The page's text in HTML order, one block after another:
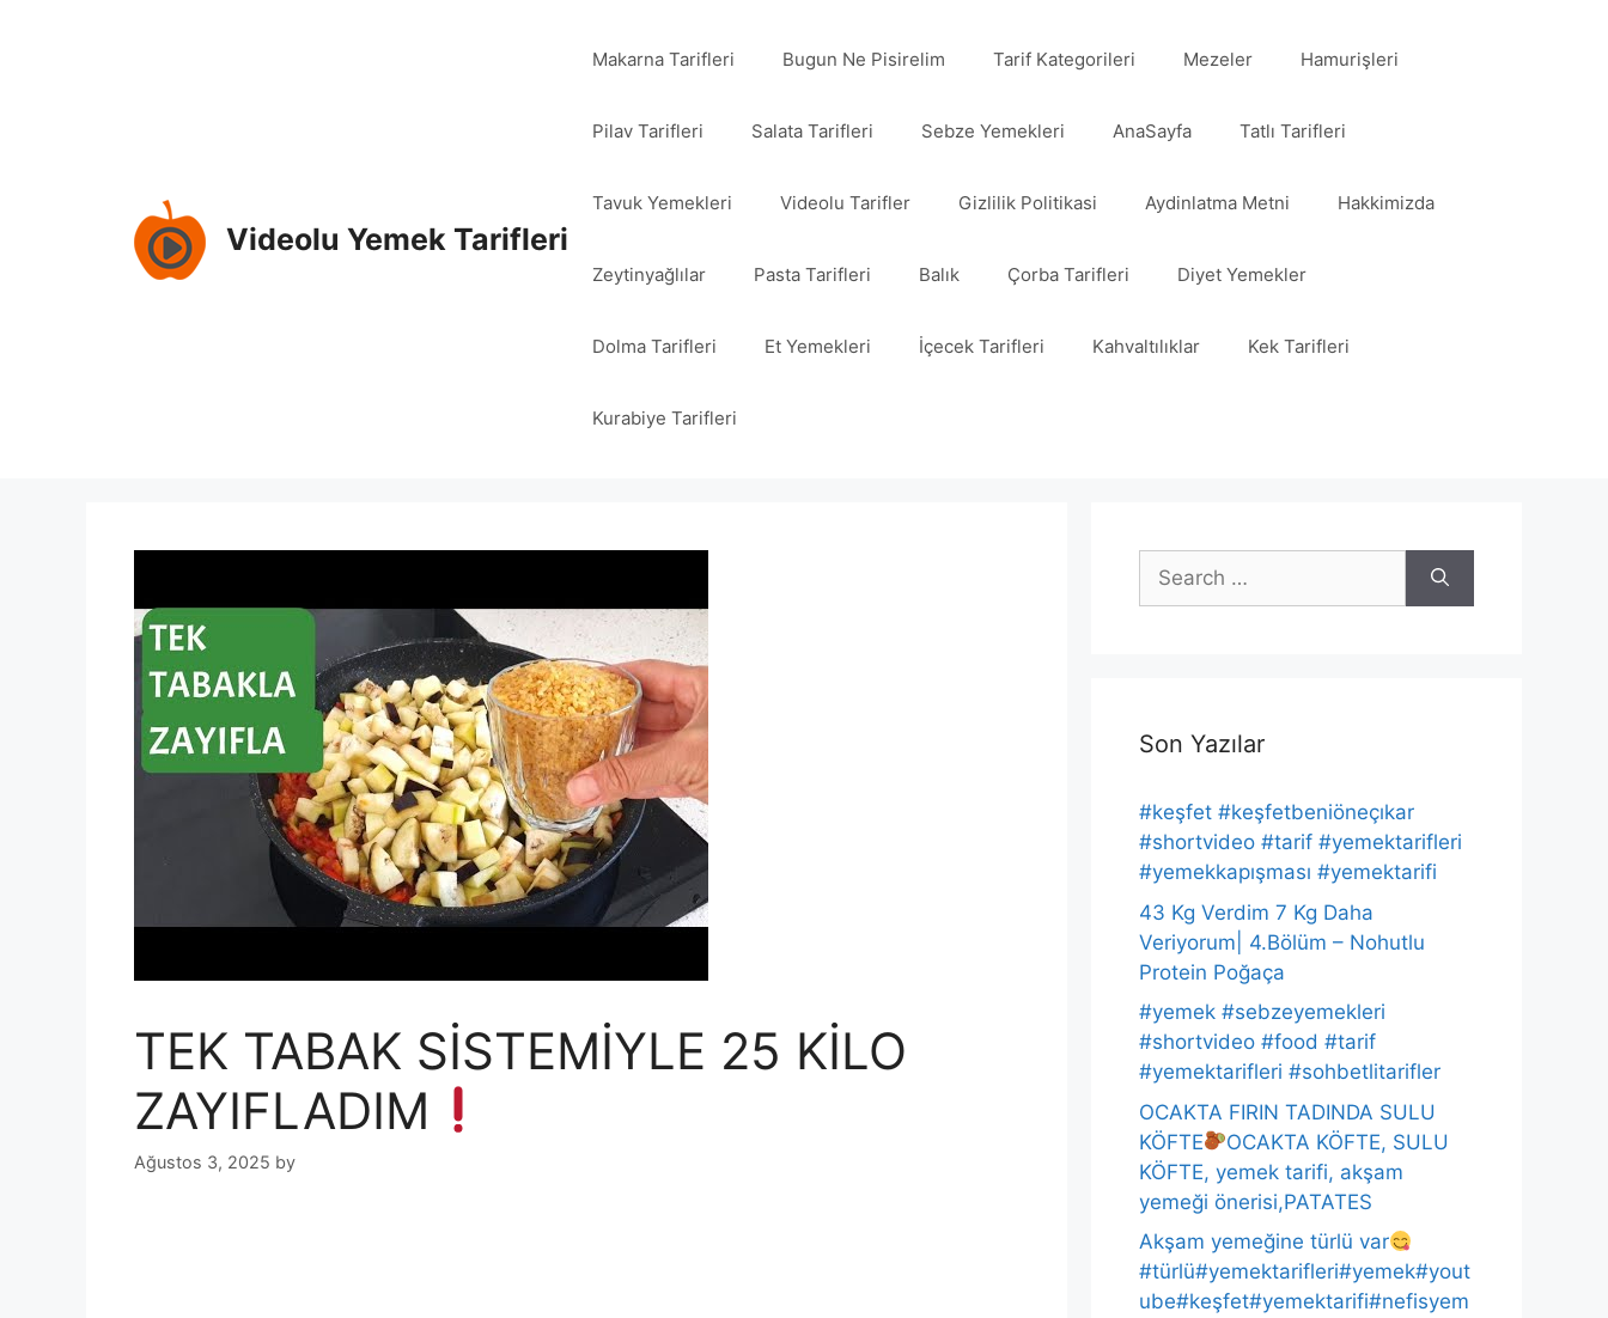
Videolu Yemek Tarifleri
Makarna Tarifleri Bugun Ne Pisirelim Tarif Kategorileri Mezeler Hamurişleri
Pilav Tarifleri Salata Tarifleri Sebze Yemekleri AnaSayfa Tatlı Tarifleri
Tavuk Yemekleri Videolu Tarifler Gizlilik Politikasi Aydinlatma Metni Hakkimizda
Zeytinyağlılar Pasta Tarifleri Balık Çorba Tarifleri Diyet Yemekler
Dolma Tarifleri Et Yemekleri İçecek Tarifleri Kahvaltılıklar Kek Tarifleri
Kurabiye Tarifleri
TEK TABAK SİSTEMİYLE 25 KİLO
ZAYIFLADIM
Ağustos 3, 2025 by
Search
for:
Son Yazılar
#keşfet #keşfetbeniöneçıkar
#shortvideo #tarif #yemektarifleri
#yemekkapışması #yemektarifi
43 Kg Verdim 7 Kg Daha
Veriyorum| 4.Bölüm – Nohutlu
Protein Poğaça
#yemek #sebzeyemekleri
#shortvideo #food #tarif
#yemektarifleri #sohbetlitarifler
OCAKTA FIRIN TADINDA SULU
KÖFTE
OCAKTA KÖFTE, SULU
KÖFTE, yemek tarifi, akşam
yemeği önerisi,PATATES
Akşam yemeğine türlü var
#türlü#yemektarifleri#yemek#yout
ube#keşfet#yemektarifi#nefisyem